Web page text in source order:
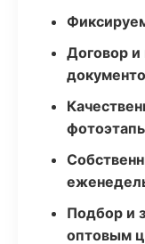
Договор
Подбор и
оптовым